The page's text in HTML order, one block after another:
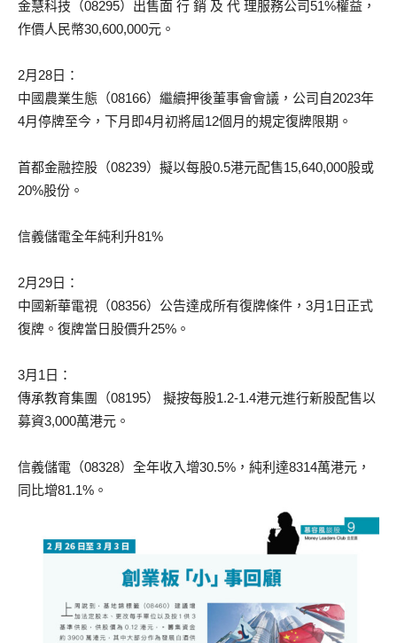
金慧科技（08295）出售面 行 銷 及 代 理服務公司51%權益，
作價人民幣30,600,000元。
2月28日：
中國農業生態（08166）繼續押後董事會會議，公司自2023年
4月停牌至今，下月即4月初將屆12個月的規定復牌限期。
首都金融控股（08239）擬以每股0.5港元配售15,640,000股或
20%股份。
信義儲電全年純利升81%
2月29日：
中國新華電視（08356）公告達成所有復牌條件，3月1日正式
復牌。復牌當日股價升25%。
3月1日：
傳承教育集團（08195） 擬按每股1.2-1.4港元進行新股配售以
募資3,000萬港元。
信義儲電（08328）全年收入增30.5%，純利達8314萬港元，
同比增81.1%。